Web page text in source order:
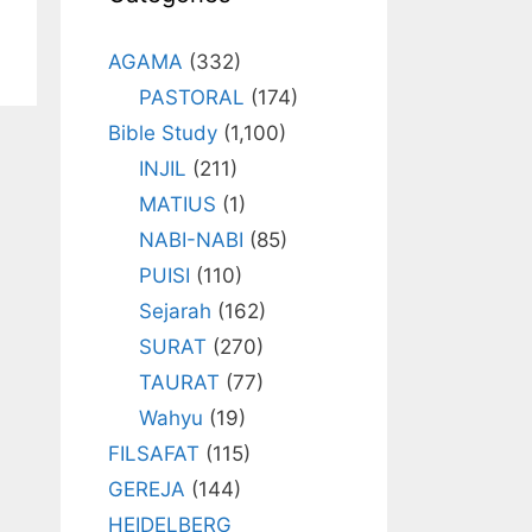
AGAMA (332)
PASTORAL (174)
Bible Study (1,100)
INJIL (211)
MATIUS (1)
NABI-NABI (85)
PUISI (110)
Sejarah (162)
SURAT (270)
TAURAT (77)
Wahyu (19)
FILSAFAT (115)
GEREJA (144)
HEIDELBERG